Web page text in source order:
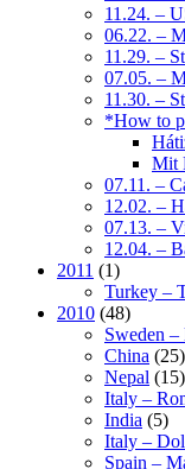
11.24. –
06.22. –
11.29. –
07.05. –
11.30. –
*How to
Mit
07.11. –
12.02. –
07.13. –
12.04. –
2011 (1)
Turkey –
2010 (48)
Sweden
China (25)
Nepal (15)
Italy –
India (5)
Italy –
Spain –